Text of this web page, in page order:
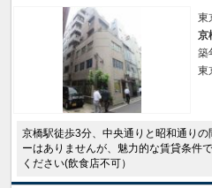
東
京
築
東
京橋駅徒歩3分、中央通りと昭和通り
ーはありませんが、魅力的な賃貸条件
ください(飲食店不可）